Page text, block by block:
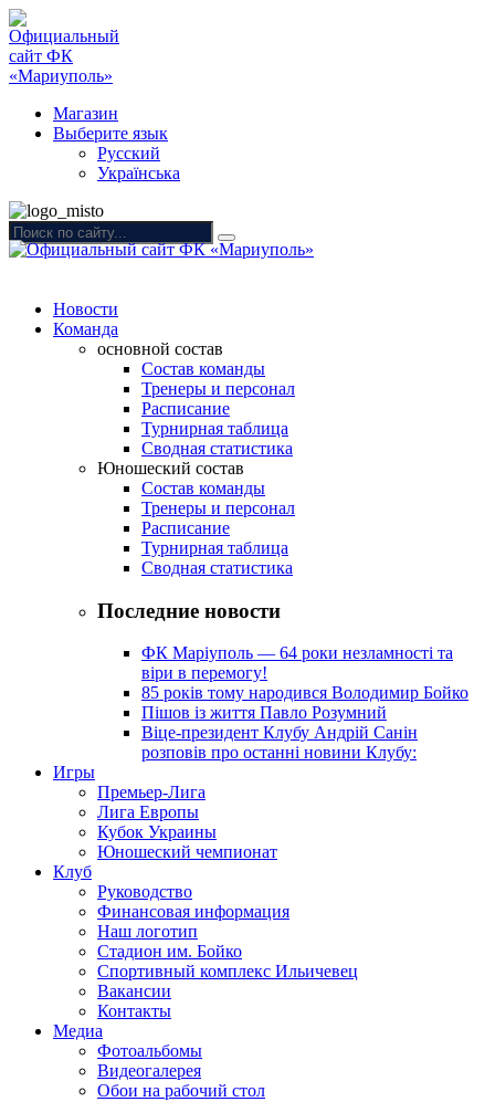
Магазин
Выберите язык
Русский
Українська
Новости
Команда
основной состав
Состав команды
Тренеры и персонал
Расписание
Турнирная таблица
Сводная статистика
Юношеский состав
Состав команды
Тренеры и персонал
Расписание
Турнирная таблица
Сводная статистика
Последние новости
ФК Маріуполь — 64 роки незламності та
віри в перемогу!
85 років тому народився Володимир Бойко
Пішов із життя Павло Розумний
Віце-президент Клубу Андрій Санін
розповів про останні новини Клубу:
Игры
Премьер-Лига
Лига Европы
Кубок Украины
Юношеский чемпионат
Клуб
Руководство
Финансовая информация
Наш логотип
Стадион им. Бойко
Спортивный комплекс Ильичевец
Вакансии
Контакты
Медиа
Фотоальбомы
Видеогалерея
Обои на рабочий стол